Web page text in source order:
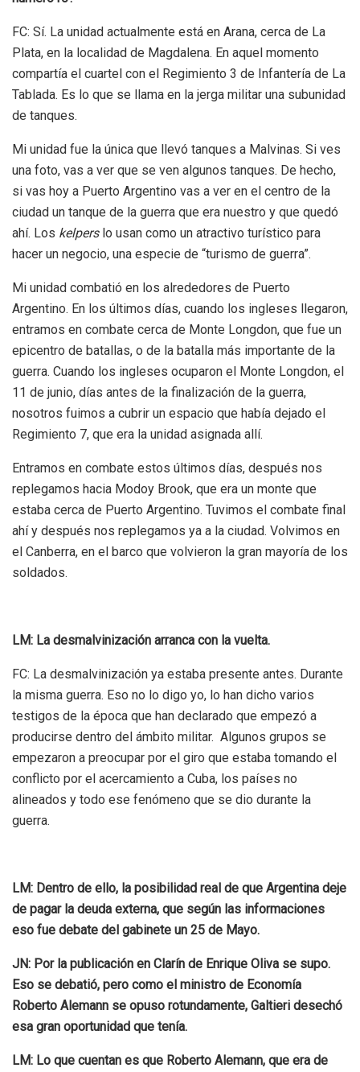
FC: Sí. La unidad actualmente está en Arana, cerca de La
Plata, en la localidad de Magdalena. En aquel momento
compartía el cuartel con el Regimiento 3 de Infantería de La
Tablada. Es lo que se llama en la jerga militar una subunidad
de tanques.
Mi unidad fue la única que llevó tanques a Malvinas. Si ves
una foto, vas a ver que se ven algunos tanques. De hecho,
si vas hoy a Puerto Argentino vas a ver en el centro de la
ciudad un tanque de la guerra que era nuestro y que quedó
ahí. Los kelperslo usan como un atractivo turístico para
hacer un negocio, una especie de “turismo de guerra”.
Mi unidad combatió en los alrededores de Puerto
Argentino. En los últimos días, cuando los ingleses llegaron,
entramos en combate cerca de Monte Longdon, que fue un
epicentro de batallas, o de la batalla más importante de la
guerra. Cuando los ingleses ocuparon el Monte Longdon, el
11 de junio, días antes de la finalización de la guerra,
nosotros fuimos a cubrir un espacio que había dejado el
Regimiento 7, que era la unidad asignada allí.
Entramos en combate estos últimos días, después nos
replegamos hacia Modoy Brook, que era un monte que
estaba cerca de Puerto Argentino. Tuvimos el combate final
ahí y después nos replegamos ya a la ciudad. Volvimos en
el Canberra, en el barco que volvieron la gran mayoría de los
soldados.
LM: La desmalvinización arranca con la vuelta.
FC: La desmalvinización ya estaba presente antes. Durante
la misma guerra. Eso no lo digo yo, lo han dicho varios
testigos de la época que han declarado que empezó a
producirse dentro del ámbito militar. Algunos grupos se
empezaron a preocupar por el giro que estaba tomando el
conflicto por el acercamiento a Cuba, los países no
alineados y todo ese fenómeno que se dio durante la
guerra.
LM: Dentro de ello, la posibilidad real de que Argentina deje
de pagar la deuda externa, que según las informaciones
eso fue debate del gabinete un 25 de Mayo.
JN: Por la publicación en Clarín de Enrique Oliva se supo.
Eso se debatió, pero como el ministro de Economía
Roberto Alemann se opuso rotundamente, Galtieri desechó
esa gran oportunidad que tenía.
LM: Lo que cuentan es que Roberto Alemann, que era de